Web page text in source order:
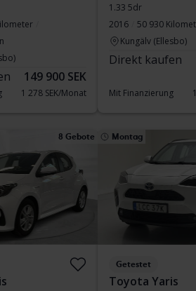
149 900 SEK
1 278 SEK/Monat
1.33 5dr
2016
50 930
Kungälv (Ellesbo)
Direkt kaufen
Mit Finanzierung
8 Gebote Montag
Getestet
Toyota Yaris